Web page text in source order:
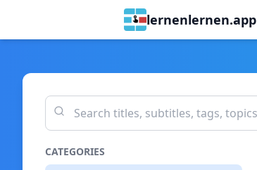
lernenlernen.app
CATEGORIES